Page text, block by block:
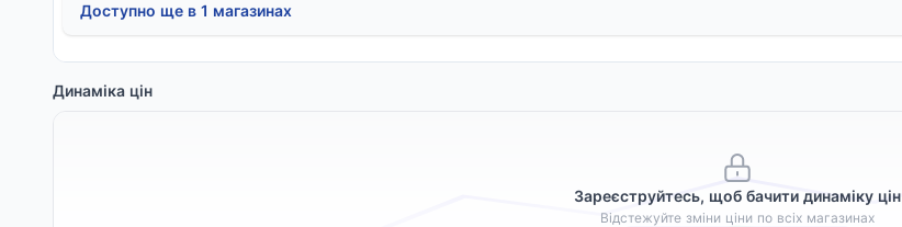
Доступно ще в 1 магазинах
Динаміка цін
Зареєструйтесь, щоб бачити динаміку цін
Відстежуйте зміни ціни по всіх магазинах